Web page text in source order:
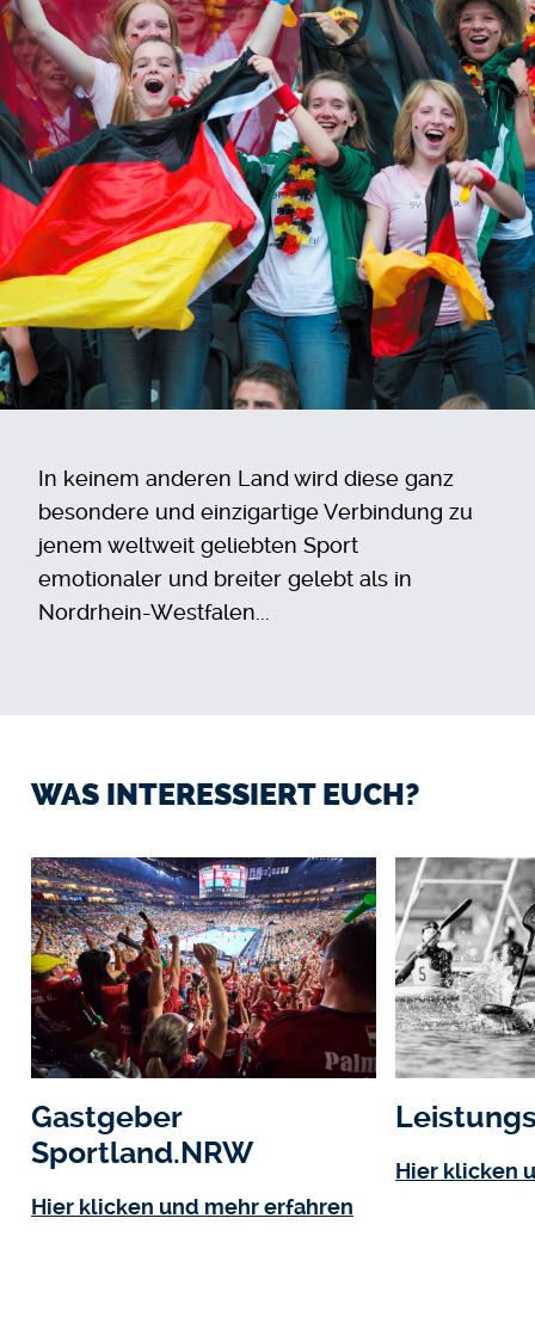
In keinem anderen Land wird diese ganz
besondere und einzigartige Verbindung zu
jenem weltweit geliebten Sport
emotionaler und breiter gelebt als in
Nordrhein-Westfalen...
WAS INTERES­SIERT EUCH?
Gastgeber
Sportland.NRW
Hier klicken und mehr erfahren
Hier klicken